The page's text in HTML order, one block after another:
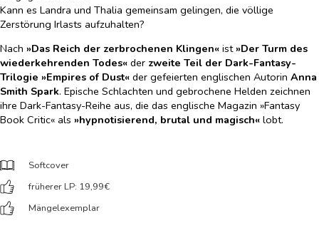
Kann es Landra und Thalia gemeinsam gelingen, die völlige
Zerstörung Irlasts aufzuhalten?
Nach »Das Reich der zerbrochenen Klingen« ist»Der Turm des
wiederkehrenden Todes« der zweite Teil der Dark-Fantasy-
Trilogie »Empires of Dust« der gefeierten englischen Autorin Anna
Smith Spark. Epische Schlachten und gebrochene Helden zeichnen
ihre Dark-Fantasy-Reihe aus, die das englische Magazin »Fantasy
Book Critic« als »hypnotisierend, brutal und magisch« lobt.
Softcover
früherer LP: 19,99€
Mängelexemplar